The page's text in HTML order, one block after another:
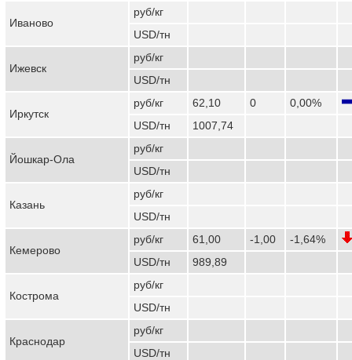
Иваново
руб/кг
USD/тн
Ижевск
руб/кг
USD/тн
Иркутск
руб/кг 62,10 0
0,00%
USD/тн
1007,74
Йошкар-Ола
руб/кг
USD/тн
Казань
руб/кг
USD/тн
Кемерово
руб/кг 61,00 -1,00
-1,64%
USD/тн
989,89
Кострома
руб/кг
USD/тн
Краснодар
руб/кг
USD/тн